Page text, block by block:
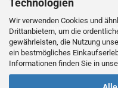
Technologien
Wir verwenden Cookies und
Drittanbietern, um die
gewährleisten, die Nutzung
ein bestmögliches
Informationen finden Sie in
Textildruck vor Ort
Sichere Zahlung mit SSL
Geprüfter Datenschutz